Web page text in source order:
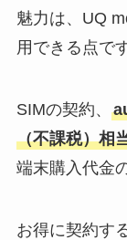
魅力は、UQ
用できる点です
SIMの契約、
（不課税）相
端末購入代金
お得に契約す